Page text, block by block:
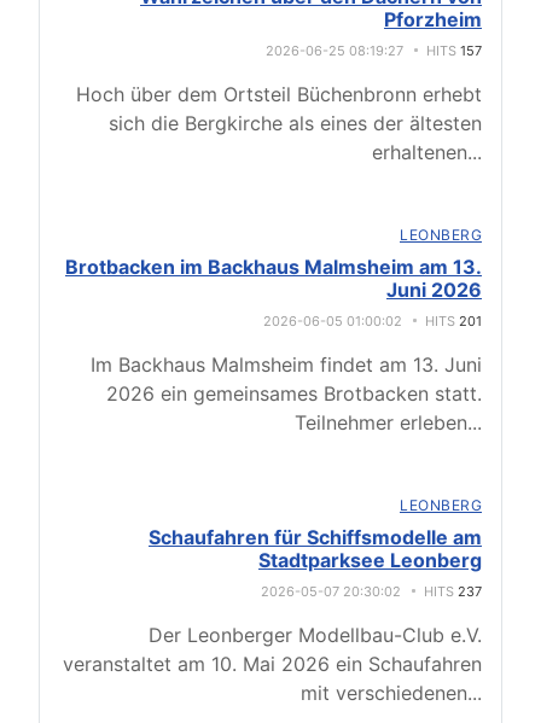
Pforzheim
2026-06-25 08:19:27 HITS 157
Hoch über dem Ortsteil Büchenbronn erhebt
sich die Bergkirche als eines der ältesten
erhaltenen...
LEONBERG
Brotbacken im Backhaus Malmsheim am 13.
Juni 2026
2026-06-05 01:00:02 HITS 201
Im Backhaus Malmsheim findet am 13. Juni
2026 ein gemeinsames Brotbacken statt.
Teilnehmer erleben...
LEONBERG
Schaufahren für Schiffsmodelle am
Stadtparksee Leonberg
2026-05-07 20:30:02 HITS 237
Der Leonberger Modellbau-Club e.V.
veranstaltet am 10. Mai 2026 ein Schaufahren
mit verschiedenen...